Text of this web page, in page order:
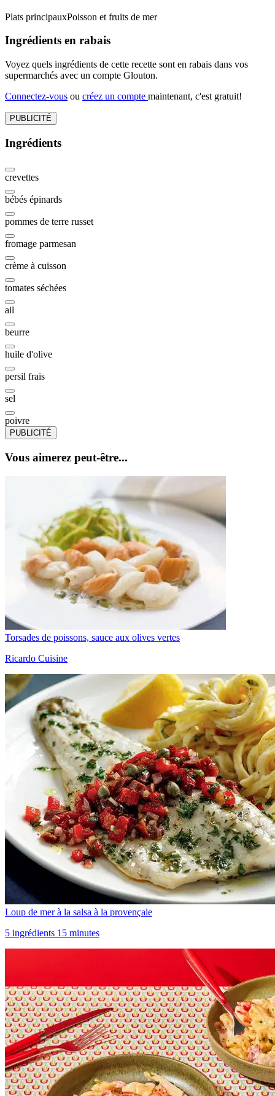
Plats principauxPoisson et fruits de mer
Ingrédients en rabais
Voyez quels ingrédients de cette recette sont en rabais dans vos
supermarchés avec un compte Glouton.
Connectez-vous ou créez un compte maintenant, c'est gratuit!
PUBLICITÉ
Ingrédients
crevettes
bébés épinards
pommes de terre russet
fromage parmesan
crème à cuisson
tomates séchées
ail
beurre
huile d'olive
persil frais
sel
poivre
PUBLICITÉ
Vous aimerez peut-être...
Torsades de poissons, sauce aux olives vertes
Ricardo Cuisine
Loup de mer à la salsa à la provençale
5 ingrédients 15 minutes